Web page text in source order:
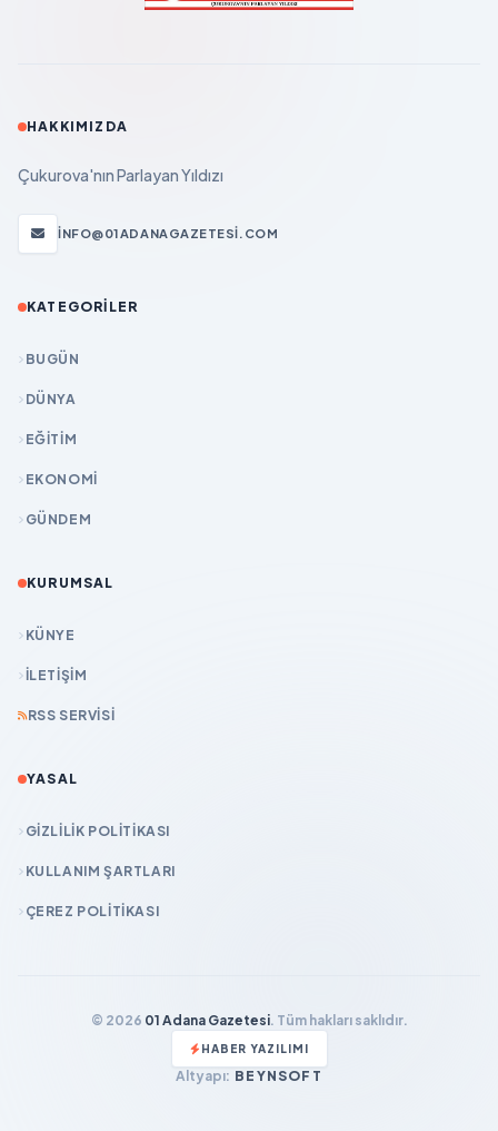
HAKKIMIZDA
Çukurova'nın Parlayan Yıldızı
INFO@01ADANAGAZETESI.COM
KATEGORILER
BUGÜN
DÜNYA
EĞİTİM
EKONOMİ
GÜNDEM
KURUMSAL
KÜNYE
İLETIŞIM
RSS SERVISI
YASAL
GIZLILIK POLITIKASI
KULLANIM ŞARTLARI
ÇEREZ POLITIKASI
© 2026 01 Adana Gazetesi. Tüm hakları saklıdır.
HABER YAZILIMI
Altyapı: BEYNSOFT